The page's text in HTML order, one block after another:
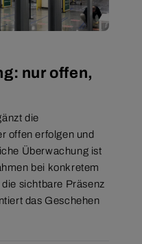
nur offen,
die
offen erfolgen und
Überwachung ist
bei konkretem
sichtbare Präsenz
das Geschehen